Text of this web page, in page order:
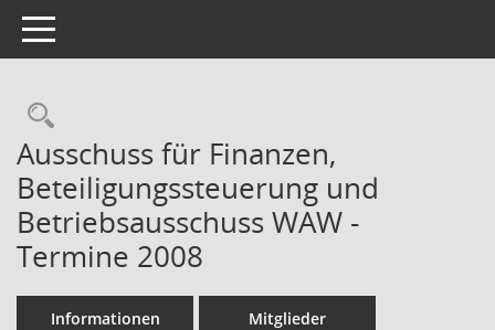
Toggle navigation
Rechercheauswahl
Ausschuss für Finanzen,
Beteiligungssteuerung und
Betriebsausschuss WAW -
Termine 2008
Informationen Mitglieder